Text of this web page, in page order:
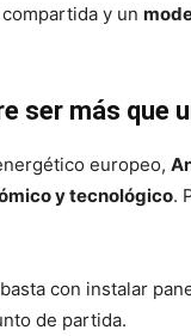
y un
ser más que
europeo,
y tecnológico.
con instalar
de partida.